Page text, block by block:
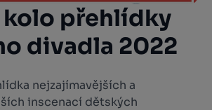
kolo přehlídky
divadla 2022
nejzajímavějších a
inscenací dětských